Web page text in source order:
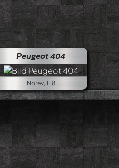
Peugeot 404
Norev, 1:18